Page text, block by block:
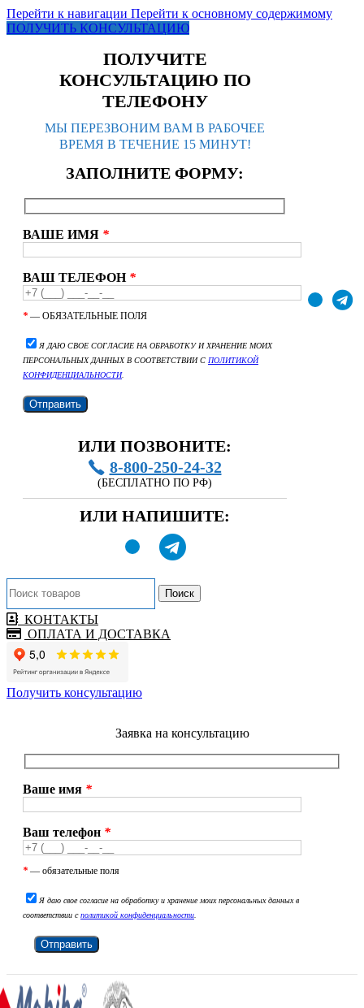
Перейти к навигации Перейти к основному содержимому
ПОЛУЧИТЬ КОНСУЛЬТАЦИЮ
ПОЛУЧИТЕ
КОНСУЛЬТАЦИЮ ПО
ТЕЛЕФОНУ
МЫ ПЕРЕЗВОНИМ ВАМ В РАБОЧЕЕ
ВРЕМЯ В ТЕЧЕНИЕ 15 МИНУТ!
ЗАПОЛНИТЕ ФОРМУ:
ВАШЕ ИМЯ *
ВАШ ТЕЛЕФОН *
* — ОБЯЗАТЕЛЬНЫЕ ПОЛЯ
Я ДАЮ СВОЕ СОГЛАСИЕ НА ОБРАБОТКУ И ХРАНЕНИЕ МОИХ
ПЕРСОНАЛЬНЫХ ДАННЫХ В СООТВЕТСТВИИ С ПОЛИТИКОЙ
КОНФИДЕНЦИАЛЬНОСТИ.
ИЛИ ПОЗВОНИТЕ:
8-800-250-24-32
(БЕСПЛАТНО ПО РФ)
ИЛИ НАПИШИТЕ:
Поиск
КОНТАКТЫ
ОПЛАТА И ДОСТАВКА
Получить консультацию
Заявка на консультацию
Ваше имя *
Ваш телефон *
* — обязательные поля
Я даю свое согласие на обработку и хранение моих персональных данных в
соответствии сполитикой конфиденциальности